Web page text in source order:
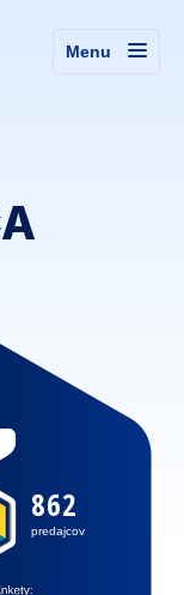
Menu
862
predajcov